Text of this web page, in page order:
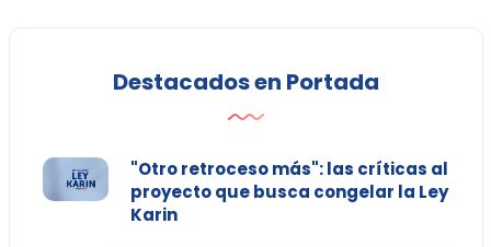
Destacados en Portada
"Otro retroceso más": las críticas al
proyecto que busca congelar la Ley
Karin